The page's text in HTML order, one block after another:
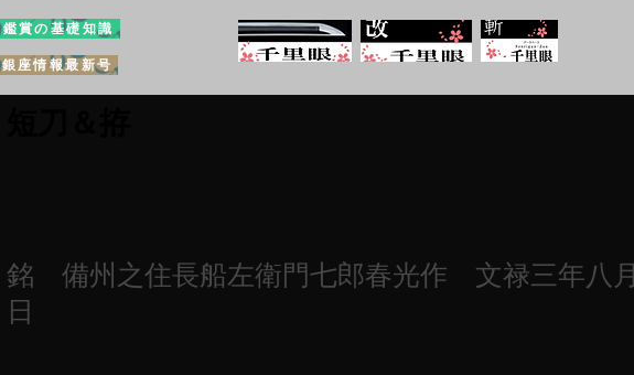
鑑賞の基礎知識
銀座情報最新号
銘 備州之住長船左衛門七郎春光作 文禄三年八月
日